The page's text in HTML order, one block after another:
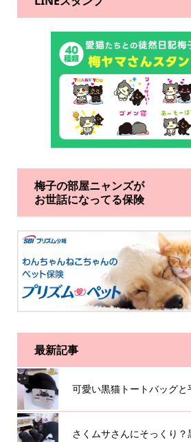
梅子の部屋ニャンズが
お世話になってる保険
最新記事
可愛い黒猫トートバッグと
さくムサさんにそっくり？